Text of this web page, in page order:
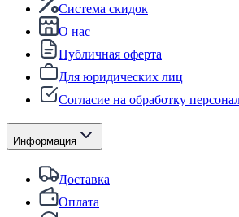
Система скидок
О нас
Публичная оферта
Для юридических лиц
Согласие на обработку
Информация
Доставка
Оплата